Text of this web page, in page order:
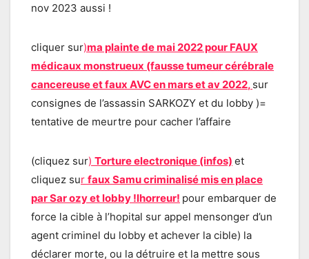
nov 2023 aussi !
cliquer sur)ma plainte de mai 2022 pour FAUX
médicaux monstrueux (fausse tumeur cérébrale
cancereuse et faux AVC en mars et av 2022, sur
consignes de l’assassin SARKOZY et du lobby )=
tentative de meurtre pour cacher l’affaire
(cliquez sur) Torture electronique (infos) et
cliquez sur faux Samu criminalisé mis en place
par Sar ozy et lobby !lhorreur! pour embarquer de
force la cible à l’hopital sur appel mensonger d’un
agent criminel du lobby et achever la cible) la
déclarer morte, ou la détruire et la mettre sous